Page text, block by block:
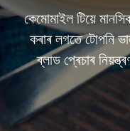
কেমোমাইল টিয়ে
কৰাৰ লগতে টোপনি
ব্লাড প্ৰেচাৰ